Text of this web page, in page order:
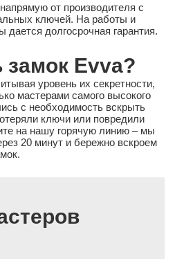
от производителя с
ключей. На работы и
долгосрочная гарантия.
замок Evva?
уровень их секретности,
мастерами самого высокого
с необходимость вскрыть
ключи или повредили
на нашу горячую линию – мы
20 минут и бережно вскроем